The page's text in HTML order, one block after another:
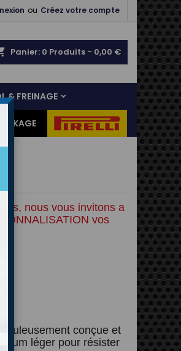
ou Créez votre compte
Panier: 0 Produits - 0,00 €
& FREINAGE
nous vous invitons a
vos
conçue et
léger pour résister